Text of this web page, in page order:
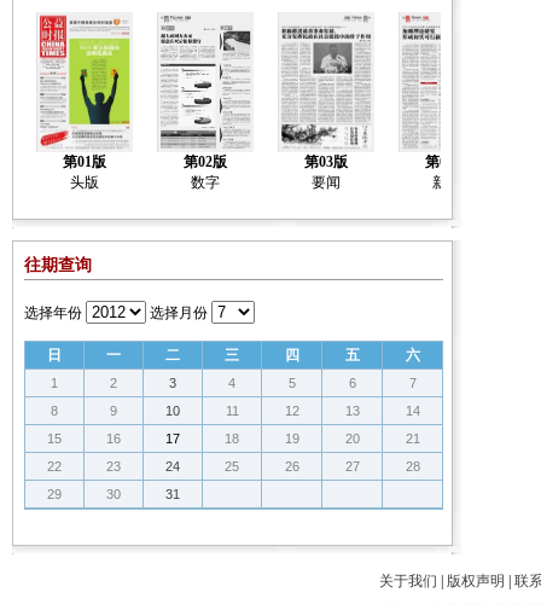
第01版
头版
第02版
数字
第03版
要闻
第04版
新闻
往期查询
选择年份 选择月份
日 一 二 三 四 五 六
1 2 3 4 5 6
7
8
9 10 11 12 13
14
15
16 17 18 19 20
21
22
23 24 25 26 27
28
29
30 31
关于我们 版权声明
联